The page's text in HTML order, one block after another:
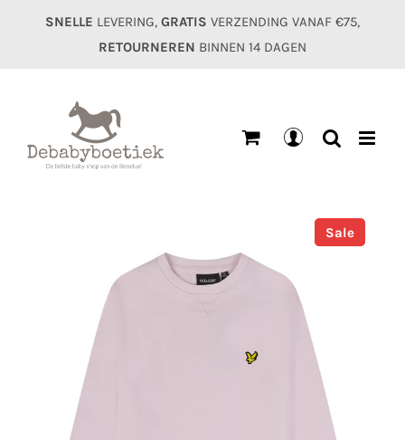
SNELLE LEVERING, GRATIS VERZENDING VANAF €75,
RETOURNEREN BINNEN 14 DAGEN
Sale